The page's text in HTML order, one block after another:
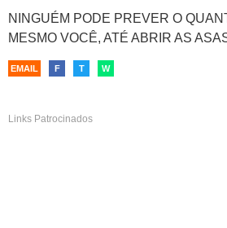
NINGUÉM PODE PREVER O
MESMO VOCÊ, ATÉ ABRIR AS
EMAIL F T W
Links Patrocinados